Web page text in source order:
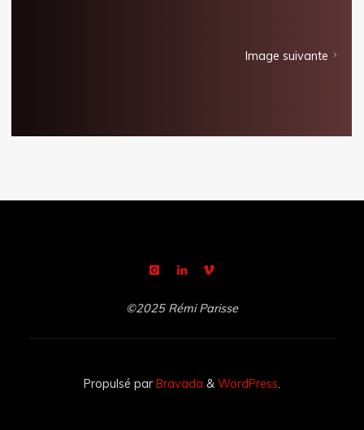
Image suivante
©2025 Rémi Parisse
Propulsé par Bravada & WordPress.